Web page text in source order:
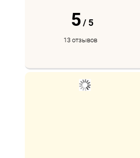
5 / 5
13 отзывов